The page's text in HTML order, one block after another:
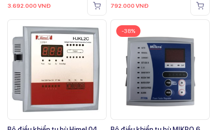
3.692.000 VNĐ 792.000 VNĐ
-38%